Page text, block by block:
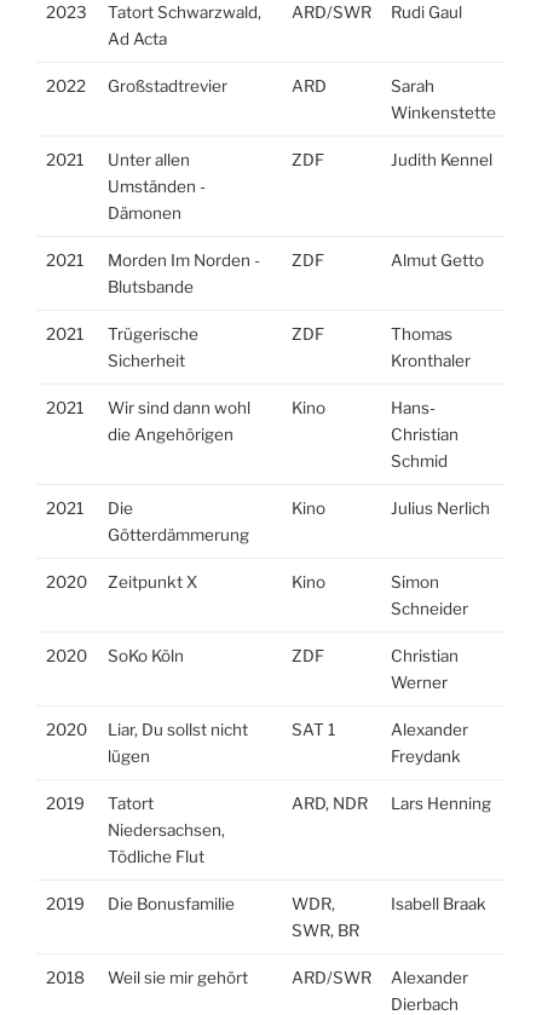
2023
Tatort Schwarzwald,
Ad Acta
ARD/SWR Rudi Gaul
2022 Großstadtrevier ARD
Sarah
Winkenstette
2021
Unter allen
Umständen -
Dämonen
ZDF Judith Kennel
2021
Morden Im Norden -
Blutsbande
ZDF Almut Getto
2021
Trügerische
Sicherheit
ZDF
Thomas
Kronthaler
2021
Wir sind dann wohl
die Angehörigen
Kino
Hans-
Christian
Schmid
2021
Die
Götterdämmerung
Kino Julius Nerlich
2020 Zeitpunkt X Kino
Simon
Schneider
2020 SoKo Köln ZDF
Christian
Werner
2020
Liar, Du sollst nicht
lügen
SAT 1
Alexander
Freydank
2019
Tatort
Niedersachsen,
Tödliche Flut
ARD, NDR Lars Henning
2019 Die Bonusfamilie
WDR,
SWR, BR
Isabell Braak
2018 Weil sie mir gehört ARD/SWR
Alexander
Dierbach